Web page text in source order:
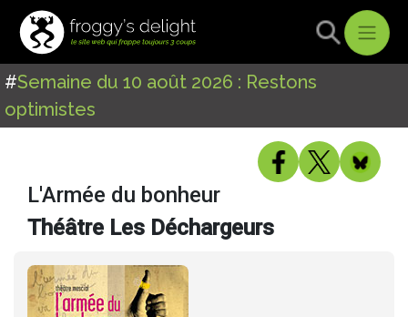
#Semaine du 10 août 2026 : Restons
optimistes
L'Armée du bonheur
Théâtre Les Déchargeurs